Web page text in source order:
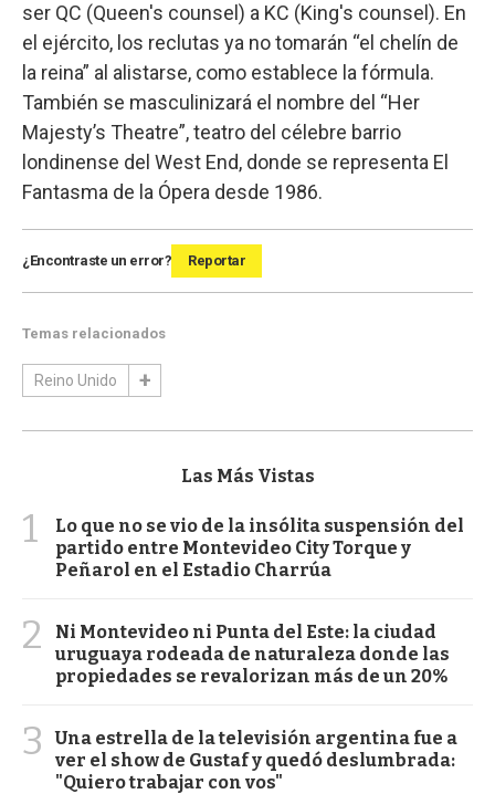
ser QC (Queen's counsel) a KC (King's counsel). En
el ejército, los reclutas ya no tomarán “el chelín de
la reina” al alistarse, como establece la fórmula.
También se masculinizará el nombre del “Her
Majesty’s Theatre”, teatro del célebre barrio
londinense del West End, donde se representa El
Fantasma de la Ópera desde 1986.
¿Encontraste un error? Reportar
Temas relacionados
Reino Unido
Las Más Vistas
1
Lo que no se vio de la insólita suspensión del
partido entre Montevideo City Torque y
Peñarol en el Estadio Charrúa
2
Ni Montevideo ni Punta del Este: la ciudad
uruguaya rodeada de naturaleza donde las
propiedades se revalorizan más de un 20%
3
Una estrella de la televisión argentina fue a
ver el show de Gustaf y quedó deslumbrada:
"Quiero trabajar con vos"